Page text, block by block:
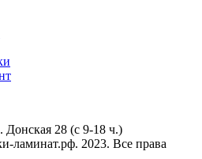
Донская 28 (с 9-18 ч.)
ламинат.рф. 2023. Все права